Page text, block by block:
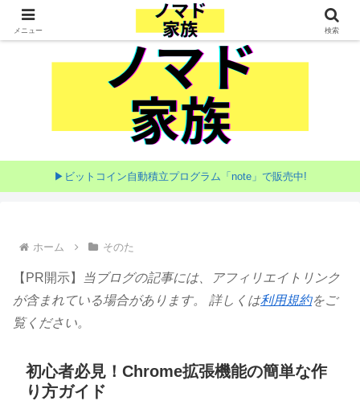
家族で目指す海外移住
▶ビットコイン自動積立プログラム「note」で販売中!
ホーム そのた
【PR開示】
当ブログの記事には、アフィリエイトリンク
が含まれている場合があります。 詳しくは利用規約をご
覧ください。
初心者必見！Chrome拡張機能の簡単な作
り方ガイド
メニュー 検索